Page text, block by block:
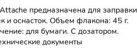
предназначена для заправки
и оснасток. Объем флакона: 45 г.
для бумаги. С дозатором.
документы